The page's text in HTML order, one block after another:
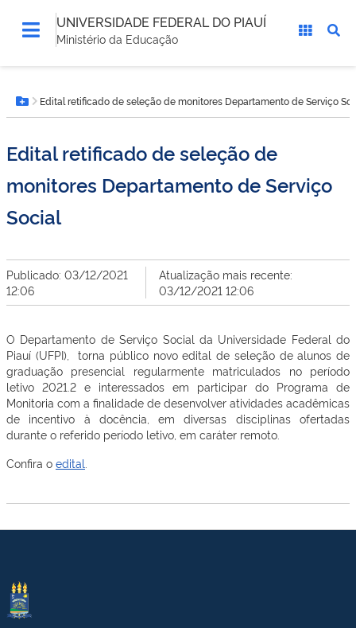
UNIVERSIDADE FEDERAL DO PIAUÍ
Ministério da Educação
está
aqui:Botão Menu
Edital retificado de seleção de monitores Departamento de Serviço
Edital retificado de seleção de
monitores Departamento de Serviço
Social
Publicado: 03/12/2021
12:06
Atualização mais recente:
03/12/2021 12:06
O Departamento de Serviço Social da Universidade Federal do
Piauí (UFPI), torna público novo edital de seleção de alunos de
graduação presencial regularmente matriculados no período
letivo 2021.2 e interessados em participar do Programa de
Monitoria com a finalidade de desenvolver atividades acadêmicas
de incentivo à docência, em diversas disciplinas ofertadas
durante o referido período letivo, em caráter remoto.
Confira o edital